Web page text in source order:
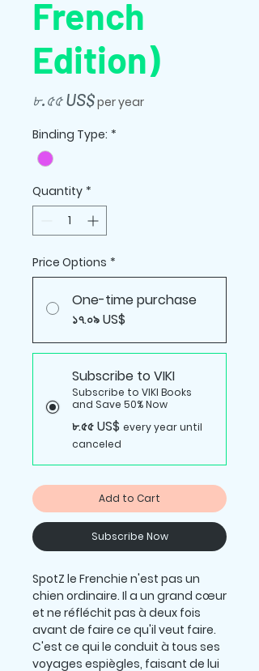
French
Edition)
৮.৫৫ US$Price
per year
Binding Type: *
Quantity *
Price Options *
One-time purchase
১৭.০৯ US$
Subscribe to VIKI
Subscribe to VIKI Books
and Save 50% Now
৮.৫৫ US$ every year until
canceled
Add to Cart
Subscribe Now
SpotZ le Frenchie n'est pas un
chien ordinaire. Il a un grand cœur
et ne réfléchit pas à deux fois
avant de faire ce qu'il veut faire.
C'est ce qui le conduit à tous ses
voyages espiègles, faisant de lui